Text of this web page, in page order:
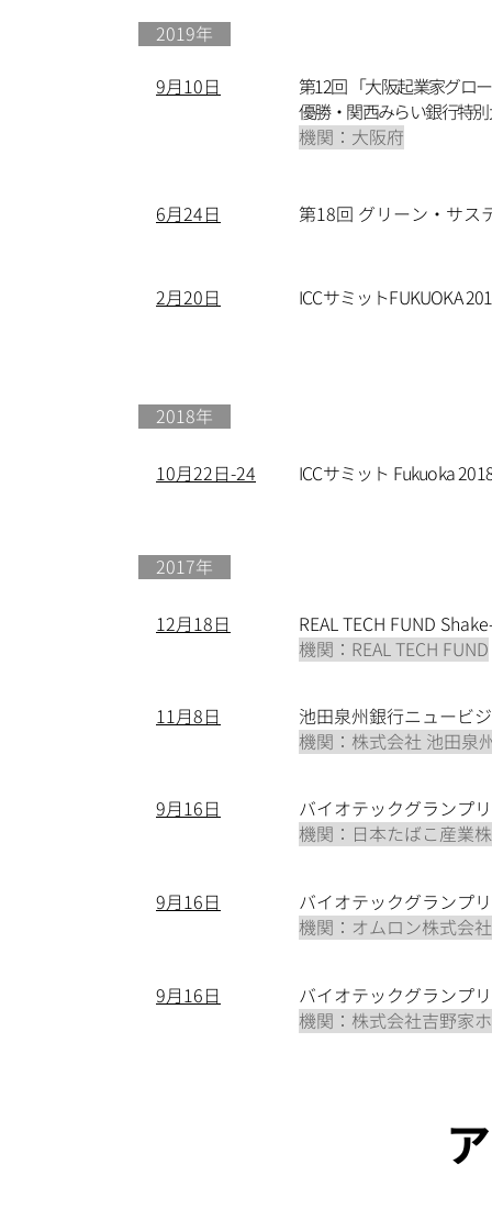
​ 2019年
9月10日
第12回 「大阪起業家グロ
優勝・関西みらい銀行特
機関：大阪府
6月24日 第18回 グリーン・サス
2月20日​ ICCサミットFUKUOKA
​ 2018年
10月22日​-24 ICCサミット Fukuoka
​ 2017年
​12月18日
REAL TECH FUND
機関：REAL TECH FUND
​11月8日
池田泉州銀行ニュービ
機関：株式会社 池田泉
​9月16日
バイオテックグランプ
機関：日本たばこ産業
​9月16日
バイオテックグランプ
機関：オムロン株式会社
​9月16日
バイオテックグランプ
機関：株式会社吉野家